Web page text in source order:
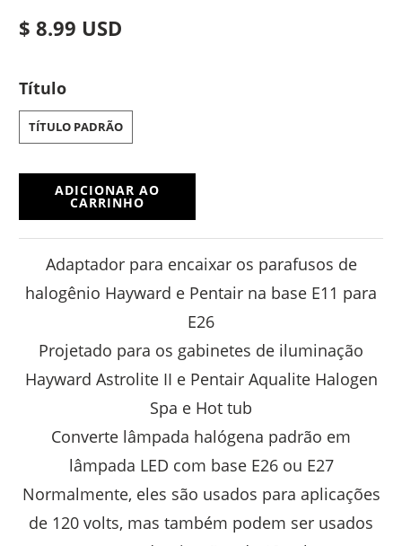
$ 8.99 USD
Título
TÍTULO PADRÃO
ADICIONAR AO
CARRINHO
Adaptador para encaixar os parafusos de
halogênio Hayward e Pentair na base E11 para
E26
Projetado para os gabinetes de iluminação
Hayward Astrolite II e Pentair Aqualite Halogen
Spa e Hot tub
Converte lâmpada halógena padrão em
lâmpada LED com base E26 ou E27
Normalmente, eles são usados para aplicações
de 120 volts, mas também podem ser usados